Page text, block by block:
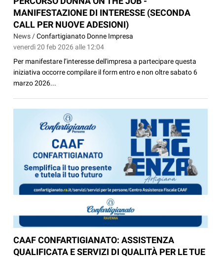
MANIFESTAZIONE DI INTERESSE (SECONDA
CALL PER NUOVE ADESIONI)
News /Confartigianato Donne Impresa
venerdì 20 feb 2026 alle 12:04
Per manifestare l’interesse dell'impresa a partecipare questa
iniziativa occorre compilare il form entro e non oltre sabato 6
marzo 2026...
CAAF CONFARTIGIANATO: ASSISTENZA
QUALIFICATA E SERVIZI DI QUALITÀ PER LE TUE